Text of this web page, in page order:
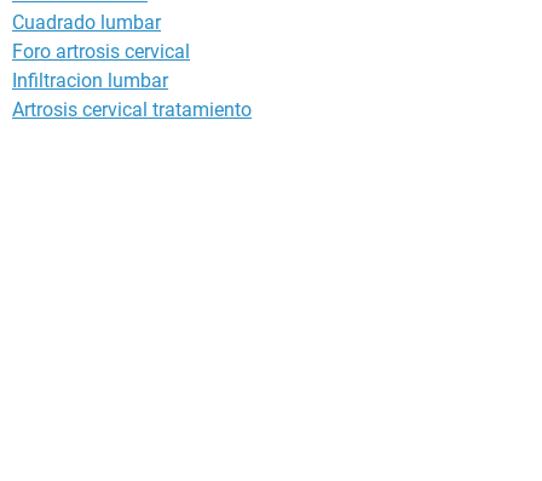
Cuadrado lumbar
Foro artrosis cervical
Infiltracion lumbar
Artrosis cervical tratamiento